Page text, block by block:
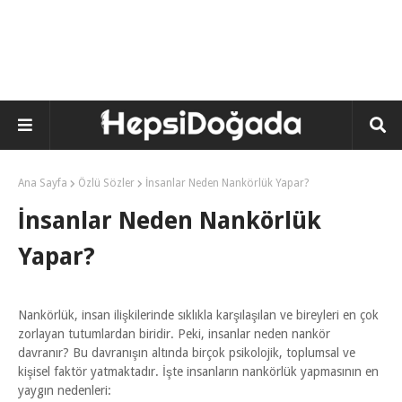
Ana Sayfa Özlü Sözler İnsanlar Neden Nankörlük Yapar?
İnsanlar Neden Nankörlük
Yapar?
Nankörlük, insan ilişkilerinde sıklıkla karşılaşılan ve bireyleri en çok
zorlayan tutumlardan biridir. Peki, insanlar neden nankör
davranır? Bu davranışın altında birçok psikolojik, toplumsal ve
kişisel faktör yatmaktadır. İşte insanların nankörlük yapmasının en
yaygın nedenleri: